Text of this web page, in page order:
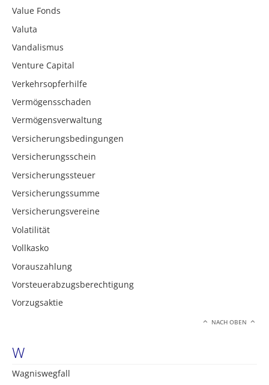
Value Fonds
Valuta
Vandalismus
Venture Capital
Verkehrsopferhilfe
Vermögensschaden
Vermögensverwaltung
Versicherungsbedingungen
Versicherungsschein
Versicherungssteuer
Versicherungssumme
Versicherungsvereine
Volatilität
Vollkasko
Vorauszahlung
Vorsteuerabzugsberechtigung
Vorzugsaktie
NACH OBEN
W
Wagniswegfall